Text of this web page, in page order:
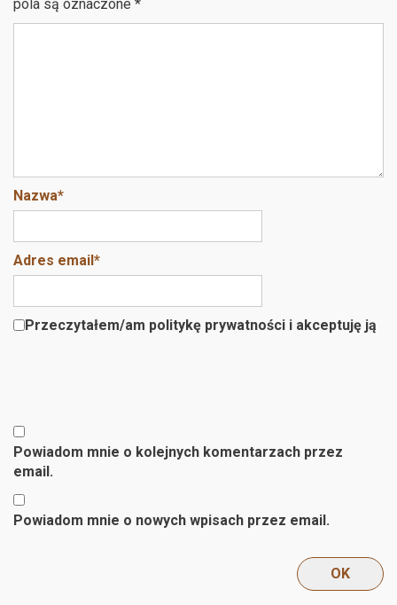
o
pola są oznaczone *
Nazwa*
Adres email*
Przeczytałem/am politykę prywatności i akceptuję ją
Powiadom mnie o kolejnych komentarzach przez
email.
Powiadom mnie o nowych wpisach przez email.